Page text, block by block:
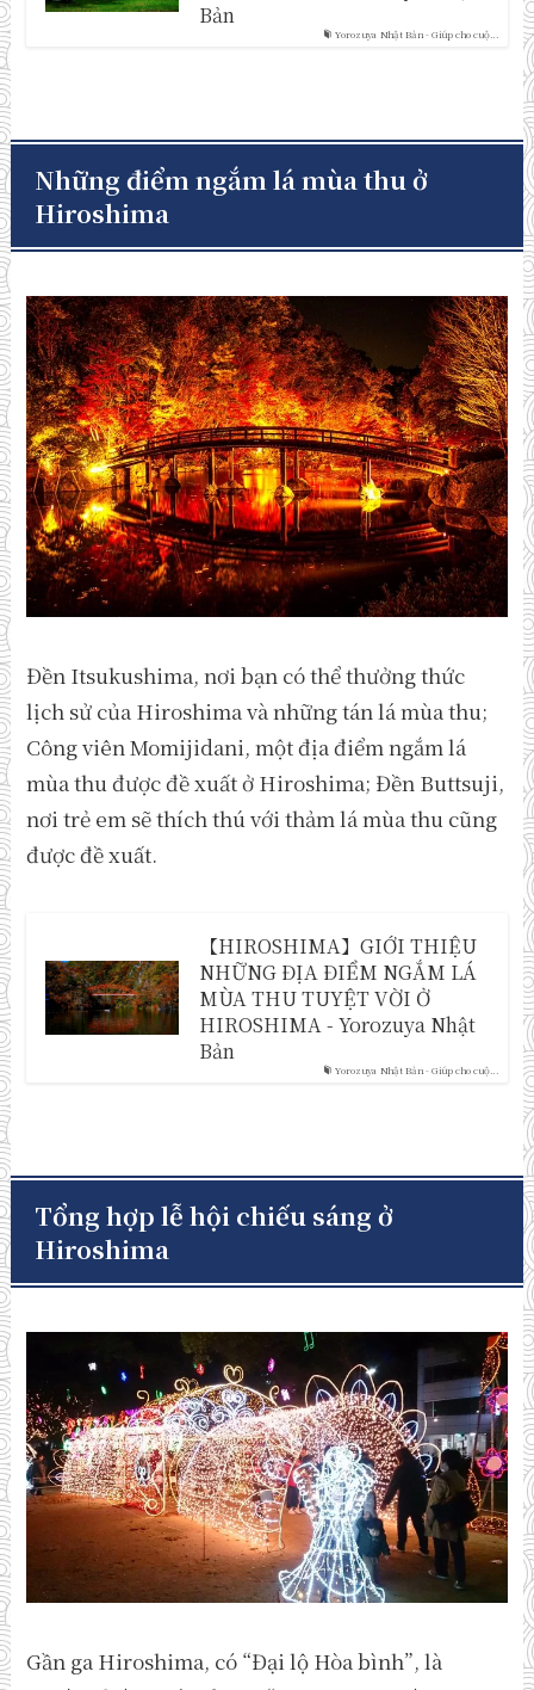
Yorozuya Nhật Bản - Giúp cho cuộ...
Bản
Những điểm ngắmlá mùa thu ở
Hiroshima
Đền Itsukushima, nơi bạn có thể thưởng thức
lịch sử của Hiroshima và những tán lá mùa thu;
Công viên Momijidani, một địa điểm ngắm lá
mùa thu được đề xuất ở Hiroshima; Đền Buttsuji,
nơi trẻ em sẽ thích thú với thảm lá mùa thu cũng
được đề xuất.
Yorozuya Nhật Bản - Giúp cho cuộ...
【HIROSHIMA】GIỚI THIỆU
NHỮNG ĐỊA ĐIỂM NGẮM LÁ
MÙA THU TUYỆT VỜI Ở
HIROSHIMA - Yorozuya Nhật
Bản
Tổng hợp lễ hội chiếu sáng ở
Hiroshima
Gần ga Hiroshima, có “Đại lộ Hòa bình”, là